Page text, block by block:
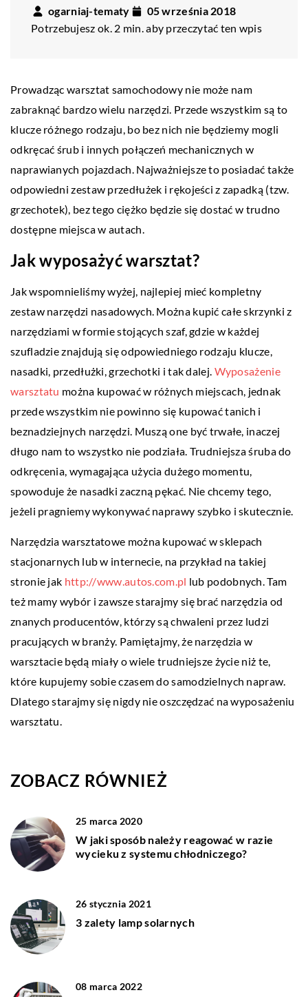
ogarniaj-tematy
05 września 2018
Potrzebujesz ok. 2 min. aby przeczytać ten wpis
Prowadząc warsztat samochodowy nie może nam
zabraknąć bardzo wielu narzędzi. Przede wszystkim są to
klucze różnego rodzaju, bo bez nich nie będziemy mogli
odkręcać śrub i innych połączeń mechanicznych w
naprawianych pojazdach. Najważniejsze to posiadać także
odpowiedni zestaw przedłużek i rękojeści z zapadką (tzw.
grzechotek), bez tego ciężko będzie się dostać w trudno
dostępne miejsca w autach.
Jak wyposażyć warsztat?
Jak wspomnieliśmy wyżej, najlepiej mieć kompletny
zestaw narzędzi nasadowych. Można kupić całe skrzynki z
narzędziami w formie stojących szaf, gdzie w każdej
szufladzie znajdują się odpowiedniego rodzaju klucze,
nasadki, przedłużki, grzechotki i tak dalej. Wyposażenie
warsztatu można kupować w różnych miejscach, jednak
przede wszystkim nie powinno się kupować tanich i
beznadziejnych narzędzi. Muszą one być trwałe, inaczej
długo nam to wszystko nie podziała. Trudniejsza śruba do
odkręcenia, wymagająca użycia dużego momentu,
spowoduje że nasadki zaczną pękać. Nie chcemy tego,
jeżeli pragniemy wykonywać naprawy szybko i skutecznie.
Narzędzia warsztatowe można kupować w sklepach
stacjonarnych lub w internecie, na przykład na takiej
stronie jak http://www.autos.com.pl lub podobnych. Tam
też mamy wybór i zawsze starajmy się brać narzędzia od
znanych producentów, którzy są chwaleni przez ludzi
pracujących w branży. Pamiętajmy, że narzędzia w
warsztacie będą miały o wiele trudniejsze życie niż te,
które kupujemy sobie czasem do samodzielnych napraw.
Dlatego starajmy się nigdy nie oszczędzać na wyposażeniu
warsztatu.
ZOBACZ RÓWNIEŻ
25 marca 2020
W jaki sposób należy reagować w razie
wycieku z systemu chłodniczego?
26 stycznia 2021
3 zalety lamp solarnych
08 marca 2022